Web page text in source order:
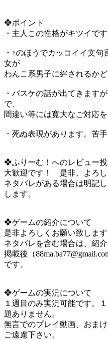
❖ポイント
・主人この性格がキツイで
・↑のほうでカッコイイ文
女が
わんこ系男子に絆されるか
・バスケの話が出てきます
で、
間違い等には寛大なご対応を
・死ぬ表現があります。苦
❖ふりーむ！へのレビュー
大歓迎です！ 是非、よろし
ネタバレがある場合は明記
します。
❖ゲームの紹介について
是非よろしくお願い致します
ネタバレを含む場合は、紹
掲載後（
です。
❖ゲームの実況について
１週目のみ実況可能です。
題ありません。
無言でのプレイ動画、おま
ご遠慮下さい。